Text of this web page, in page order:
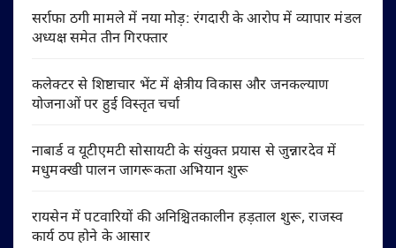
सर्राफा ठगी मामले में नया मोड़: रंगदारी के आरोप में व्यापार मंडल
अध्यक्ष समेत तीन गिरफ्तार
कलेक्टर से शिष्टाचार भेंट में क्षेत्रीय विकास और जनकल्याण
योजनाओं पर हुई विस्तृत चर्चा
नाबार्ड व यूटीएमटी सोसायटी के संयुक्त प्रयास से जुन्नारदेव में
मधुमक्खी पालन जागरूकता अभियान शुरू
रायसेन में पटवारियों की अनिश्चितकालीन हड़ताल शुरू, राजस्व
कार्य ठप होने के आसार